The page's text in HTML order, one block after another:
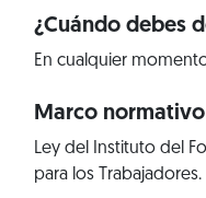
¿Cuándo debes
En cualquier
Marco normativo
Ley del Instituto del
para los Trabajadores.